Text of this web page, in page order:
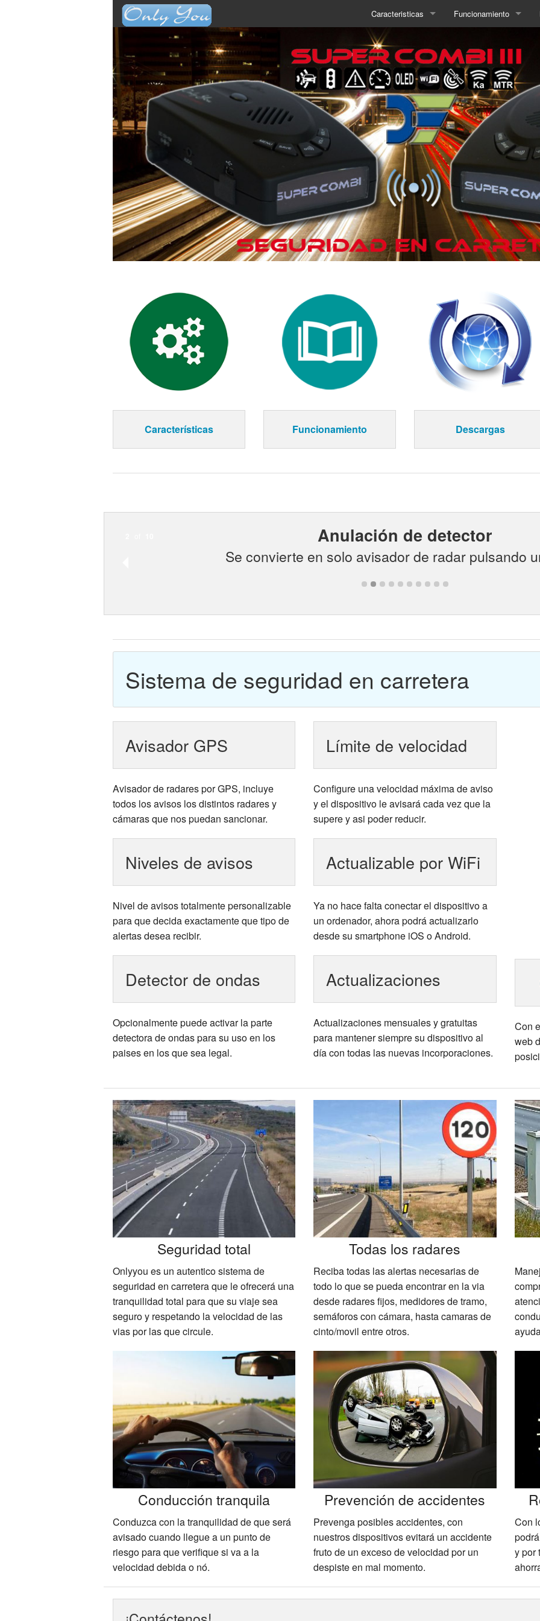
Caracteristicas
Galería
Supercombi III
Supercombi II
Todos los modelos
Funcionamiento
Definiciones
Descripción
FAQ
Tutoriales
MODELOS
Supercombi III
Supercombi II
Todos los modelos
Características Funcionamiento Descargas
Anulación de detector
Se convierte en solo avisador de radar pulsando
Sistema de seguridad en carretera
Avisador GPS
Avisador de radares por GPS, incluye
todos los avisos los distintos radares y
cámaras que nos puedan sancionar.
Niveles de avisos
Nivel de avisos totalmente personalizable
para que decida exactamente que tipo de
alertas desea recibir.
Detector de ondas
Opcionalmente puede activar la parte
detectora de ondas para su uso en los
paises en los que sea legal.
Límite de velocidad
Configure una velocidad máxima de aviso
y el dispositivo le avisará cada vez que la
supere y asi poder reducir.
Actualizable por WiFi
Ya no hace falta conectar el dispositivo a
un ordenador, ahora podrá actualizarlo
desde su smartphone iOS o Android.
Actualizaciones
Actualizaciones mensuales y gratuitas
para mantener siempre su dispositivo al
día con todas las nuevas incorporaciones.
Con
web
Seguridad total
Onlyyou es un autentico sistema de
seguridad en carretera que le ofrecerá una
tranquilidad total para que su viaje sea
seguro y respetando la velocidad de las
vias por las que circule.
Todas los radares
Reciba todas las alertas necesarias de
todo lo que se pueda encontrar en la via
desde radares fijos, medidores de tramo,
semáforos con cámara, hasta camaras de
cinto/movil entre otros.
Conducción tranquila
Conduzca con la tranquilidad de que será
avisado cuando llegue a un punto de
riesgo para que verifique si va a la
velocidad debida o nó.
Prevención de accidentes
Prevenga posibles accidentes, con
nuestros dispositivos evitará un accidente
fruto de un exceso de velocidad por un
despiste en mal momento.
Con
y por